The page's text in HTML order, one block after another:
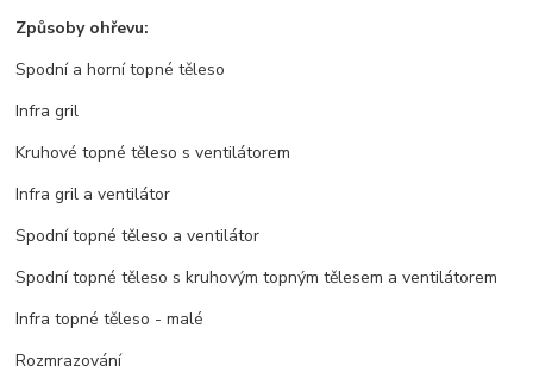
Způsoby ohřevu:
Spodní a horní topné těleso
Infra gril
Kruhové topné těleso s ventilátorem
Infra gril a ventilátor
Spodní topné těleso a ventilátor
Spodní topné těleso s kruhovým topným tělesem a ventilátorem
Infra topné těleso - malé
Rozmrazování